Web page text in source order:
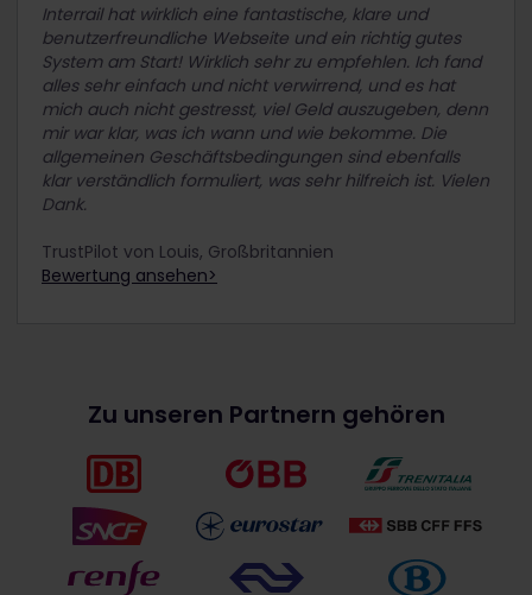
Interrail hat wirklich eine fantastische, klare und
benutzerfreundliche Webseite und ein richtig gutes
System am Start! Wirklich sehr zu empfehlen. Ich fand
alles sehr einfach und nicht verwirrend, und es hat
mich auch nicht gestresst, viel Geld auszugeben, denn
mir war klar, was ich wann und wie bekomme. Die
allgemeinen Geschäftsbedingungen sind ebenfalls
klar verständlich formuliert, was sehr hilfreich ist. Vielen
Dank.
TrustPilot von Louis, Großbritannien
Bewertung ansehen>
Zu unseren Partnern gehören